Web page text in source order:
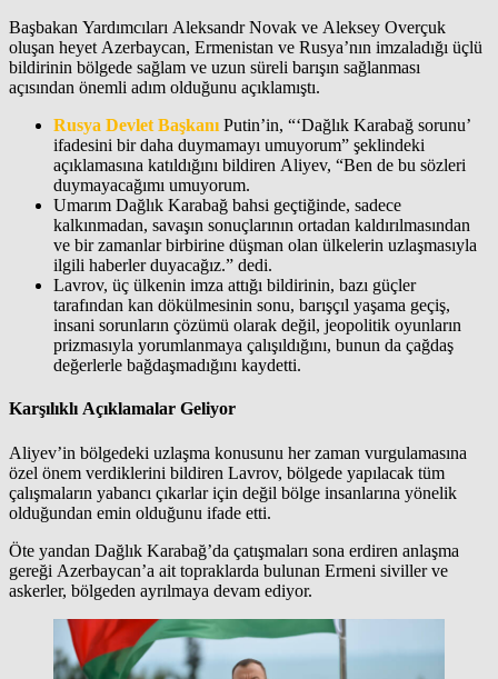
Başbakan Yardımcıları Aleksandr Novak ve Aleksey Overçuk
oluşan heyet Azerbaycan, Ermenistan ve Rusya’nın imzaladığı üçlü
bildirinin bölgede sağlam ve uzun süreli barışın sağlanması
açısından önemli adım olduğunu açıklamıştı.
Rusya Devlet Başkanı Putin’in, “‘Dağlık Karabağ sorunu’
ifadesini bir daha duymamayı umuyorum” şeklindeki
açıklamasına katıldığını bildiren Aliyev, “Ben de bu sözleri
duymayacağımı umuyorum.
Umarım Dağlık Karabağ bahsi geçtiğinde, sadece
kalkınmadan, savaşın sonuçlarının ortadan kaldırılmasından
ve bir zamanlar birbirine düşman olan ülkelerin uzlaşmasıyla
ilgili haberler duyacağız.” dedi.
Lavrov, üç ülkenin imza attığı bildirinin, bazı güçler
tarafından kan dökülmesinin sonu, barışçıl yaşama geçiş,
insani sorunların çözümü olarak değil, jeopolitik oyunların
prizmasıyla yorumlanmaya çalışıldığını, bunun da çağdaş
değerlerle bağdaşmadığını kaydetti.
Karşılıklı Açıklamalar Geliyor
Aliyev’in bölgedeki uzlaşma konusunu her zaman vurgulamasına
özel önem verdiklerini bildiren Lavrov, bölgede yapılacak tüm
çalışmaların yabancı çıkarlar için değil bölge insanlarına yönelik
olduğundan emin olduğunu ifade etti.
Öte yandan Dağlık Karabağ’da çatışmaları sona erdiren anlaşma
gereği Azerbaycan’a ait topraklarda bulunan Ermeni siviller ve
askerler, bölgeden ayrılmaya devam ediyor.